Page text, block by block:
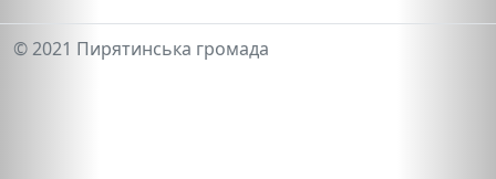
© 2021 Пирятинська громада